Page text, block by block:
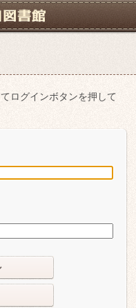
ログインボタンを押して